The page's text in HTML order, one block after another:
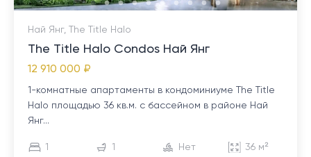
Най Янг, The Title Halo
The Title Halo Condos Най Янг
12 910 000 ₽
1-комнатные апартаменты в кондоминиуме The Title
Halo площадью 36 кв.м. с бассейном в районе Най
Янг...
1 1 Нет 36 м²